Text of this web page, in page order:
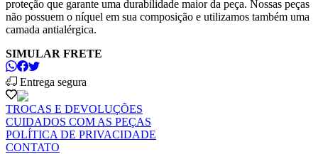
proteção que garante uma durabilidade maior da peça. Nossas peças
não possuem o níquel em sua composição e utilizamos também uma
camada antialérgica.
SIMULAR FRETE
Entrega segura
TROCAS E DEVOLUÇÕES
CUIDADOS COM AS PEÇAS
POLÍTICA DE PRIVACIDADE
CONTATO